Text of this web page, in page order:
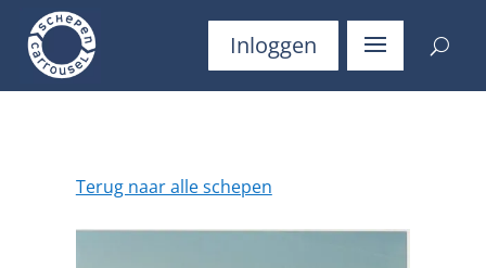
Inloggen
Terug naar alle schepen